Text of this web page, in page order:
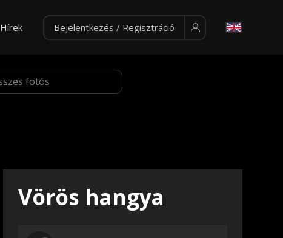
Hírek Bejelentkezés / Regisztráció
Vörös hangya